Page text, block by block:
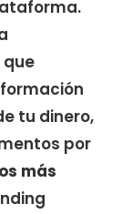
tu dinero,
por
más